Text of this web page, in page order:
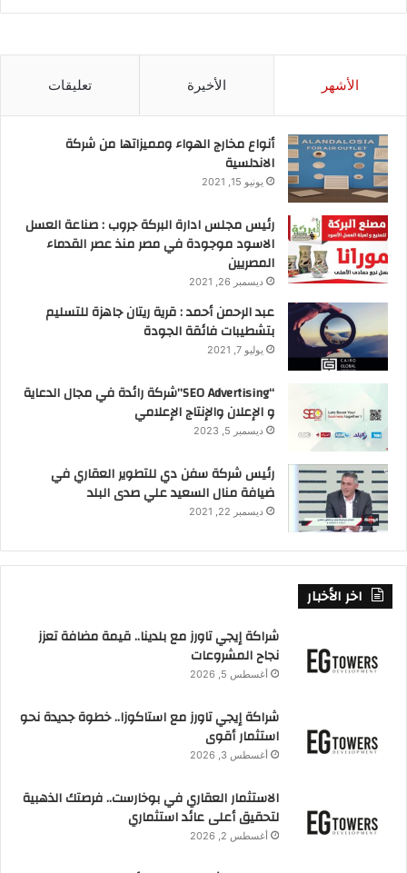
الأشهر الأخيرة تعليقات
أنواع مخارج الهواء ومميزاتها من شركة
الاندلسية
يونيو 15, 2021
رئيس مجلس ادارة البركة جروب : صناعة العسل
الاسود موجودة في مصر منذ عصر القدماء
المصريين
ديسمبر 26, 2021
عبد الرحمن أحمد : قرية ريتان جاهزة للتسليم
بتشطيبات فائقة الجودة
يوليو 7, 2021
“SEO Advertising”شركة رائدة في مجال الدعاية
و الإعلان والإنتاج الإعلامي
ديسمبر 5, 2023
رئيس شركة سفن دي للتطوير العقاري في
ضيافة منال السعيد علي صدى البلد
ديسمبر 22, 2021
اخر الأخبار
شراكة إيجي تاورز مع بلدينا.. قيمة مضافة تعزز
نجاح المشروعات
أغسطس 5, 2026
شراكة إيجي تاورز مع استاكوزا.. خطوة جديدة نحو
استثمار أقوى
أغسطس 3, 2026
الاستثمار العقاري في بوخارست.. فرصتك الذهبية
لتحقيق أعلى عائد استثماري
أغسطس 2, 2026